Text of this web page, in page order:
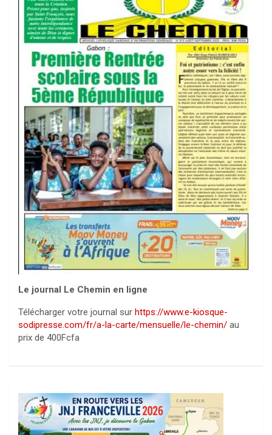
Le journal Le Chemin en ligne
Télécharger votre journal sur https://www.e-kiosque-
sodipresse.com/fr/a-la-carte/mensuelle/le-chemin/ au
prix de 400Fcfa